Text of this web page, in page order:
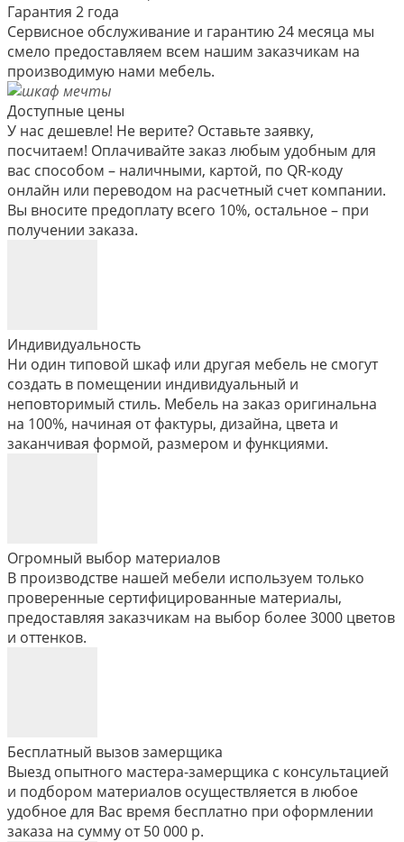
Гарантия 2 года
Сервисное обслуживание и гарантию 24 месяца мы
смело предоставляем всем нашим заказчикам на
производимую нами мебель.
Доступные цены
У нас дешевле! Не верите? Оставьте заявку,
посчитаем! Оплачивайте заказ любым удобным для
вас способом – наличными, картой, по QR-коду
онлайн или переводом на расчетный счет компании.
Вы вносите предоплату всего 10%, остальное – при
получении заказа.
Индивидуальность
Ни один типовой шкаф или другая мебель не смогут
создать в помещении индивидуальный и
неповторимый стиль. Мебель на заказ оригинальна
на 100%, начиная от фактуры, дизайна, цвета и
заканчивая формой, размером и функциями.
Огромный выбор материалов
В производстве нашей мебели используем только
проверенные сертифицированные материалы,
предоставляя заказчикам на выбор более 3000 цветов
и оттенков.
Бесплатный вызов замерщика
Выезд опытного мастера-замерщика с консультацией
и подбором материалов осуществляется в любое
удобное для Вас время бесплатно при оформлении
заказа на сумму от 50 000 р.